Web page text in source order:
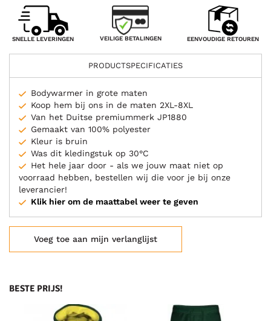
SNELLE LEVERINGEN VEILIGE BETALINGEN EENVOUDIGE RETOUREN
PRODUCTSPECIFICATIES
Bodywarmer in grote maten
Koop hem bij ons in de maten 2XL-8XL
Van het Duitse premiummerk JP1880
Gemaakt van 100% polyester
Kleur is bruin
Was dit kledingstuk op 30°C
Het hele jaar door - als we jouw maat niet op
voorraad hebben, bestellen wij die voor je bij onze
leverancier!
Klik hier om de maattabel weer te geven
Voeg toe aan mijn verlanglijst
BESTE PRIJS!